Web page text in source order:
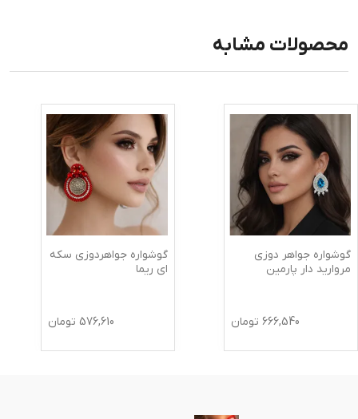
محصولات مشابه
گوشواره جواهر دوزی
مروارید دار پارمین
666,540 تومان
گوشواره جواهردوزی سکه
ای ریما
576,610 تومان